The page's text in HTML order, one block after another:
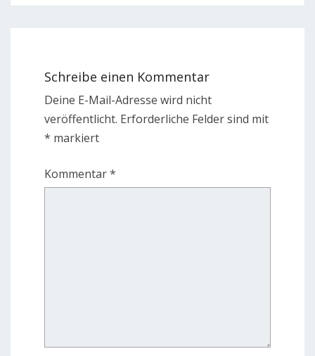
Schreibe einen Kommentar
Deine E-Mail-Adresse wird nicht
veröffentlicht. Erforderliche Felder sind mit
* markiert
Kommentar*